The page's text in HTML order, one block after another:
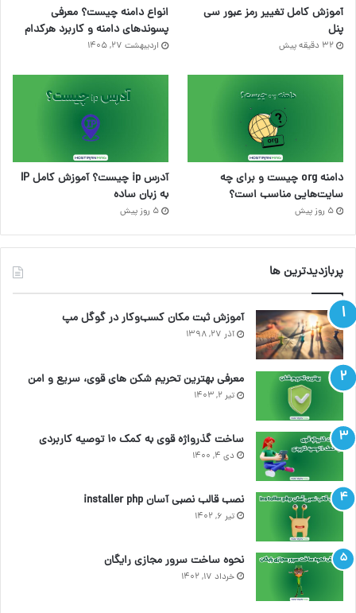
آموزش کامل تغییر رمز عبور سی
پنل
32 دقیقه پیش
انواع دامنه چیست؟ معرفی
پسوندهای دامنه و کاربرد هرکدام
اردیبهشت ۲۷, ۱۴۰۵
دامنه org چیست و برای چه
سایت‌هایی مناسب است؟
5 روز پیش
آدرس ip چیست؟ آموزش کامل IP
به زبان ساده
5 روز پیش
پربازدیدترین ها
آموزش ثبت مکان کسب‌وکار در گوگل مپ
آذر ۲۷, ۱۳۹۸
معرفی بهترین تحریم شکن های قوی، سریع و امن
تیر ۲, ۱۴۰۳
ساخت گذرواژه قوی به کمک ۱۰ توصیه کاربردی
دی ۴, ۱۴۰۰
نصب قالب نصبی آسان installer php
تیر ۶, ۱۴۰۲
نحوه ساخت سرور مجازی رایگان
خرداد ۱۷, ۱۴۰۲